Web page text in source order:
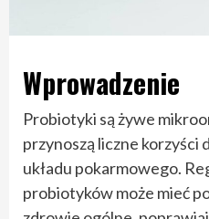
Wprowadzenie
Probiotyki są żywe
przynoszą liczne korzyści
układu pokarmowego.
probiotyków może mieć